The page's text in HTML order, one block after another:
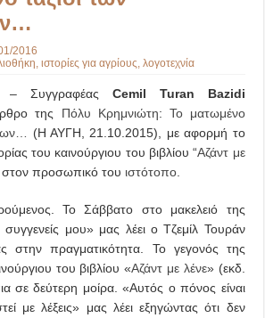
2016
,ιστορίες για αγρίους,λογοτεχνία
– Συγγραφέας Cemil Turan Bazidi
της Πόλυ Κρημνιώτη: Το ματωμένο
(Η ΑΥΓΗ, 21.10.2015), με αφορμή το
του καινούργιου του βιβλίου “Αζάντ με
προσωπικό του ιστότοπο
Το Σάββατο στο μακελειό της
μου» μας λέει ο Τζεμίλ Τουράν
στην πραγματικότητα. Το γεγονός της
του βιβλίου «Αζάντ με λένε» (εκδ.
σε δεύτερη μοίρα. «Αυτός ο πόνος είναι
με λέξεις» μας λέει εξηγώντας ότι δεν